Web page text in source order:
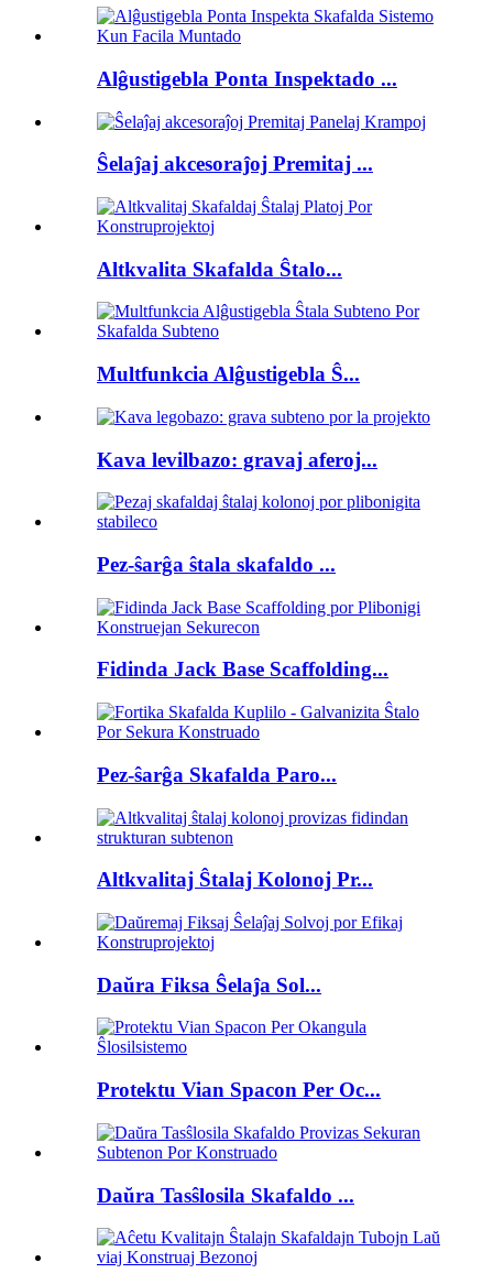
Alĝustigebla Ponta Inspektado ...
Ŝelaĵaj akcesoraĵoj Premitaj ...
Altkvalita Skafalda Ŝtalo...
Multfunkcia Alĝustigebla Ŝ...
Kava levilbazo: gravaj aferoj...
Pez-ŝarĝa ŝtala skafaldo ...
Fidinda Jack Base Scaffolding...
Pez-ŝarĝa Skafalda Paro...
Altkvalitaj Ŝtalaj Kolonoj Pr...
Daŭra Fiksa Ŝelaĵa Sol...
Protektu Vian Spacon Per Oc...
Daŭra Tasŝlosila Skafaldo ...